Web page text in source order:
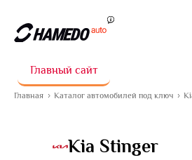
Главный сайт
Главная Каталог автомобилей под ключ
Kia Stinger